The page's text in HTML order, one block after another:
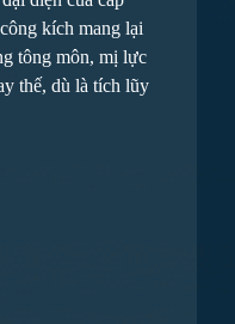
kích mang lại
tông môn, mị lực
thế, dù là tích lũy